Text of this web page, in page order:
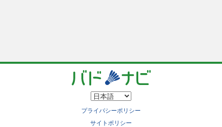
プライバシーポリシー
サイトポリシー